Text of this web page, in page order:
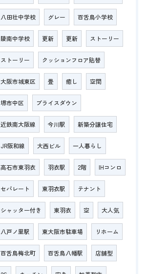
八田壮中学校 グレー 百舌鳥小学校
陵南中学校 更新 更新 ストーリー
ストーリー クッションフロア貼替
大阪市城東区 畳 癒し 空間
堺市中区 プライスダウン
近鉄南大阪線 今川駅 新築分譲住宅
JR阪和線 大西ビル 一人暮らし
高石市東羽衣 羽衣駅 2階 IHコンロ
セパレート 東羽衣駅 テナント
シャッター付き 東羽衣 空 大人気
八戸ノ里駅 東大阪市駐車場 リホーム
百舌鳥梅北町 百舌鳥八幡駅 店舗型